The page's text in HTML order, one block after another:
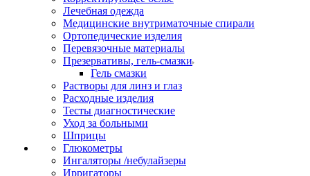
Лечебная одежда
Медицинские внутриматочные спирали
Ортопедические изделия
Перевязочные материалы
Презервативы, гель-смазки
Гель смазки
Растворы для линз и глаз
Расходные изделия
Тесты диагностические
Уход за больными
Шприцы
Глюкометры
Ингаляторы /небулайзеры
Ирригаторы